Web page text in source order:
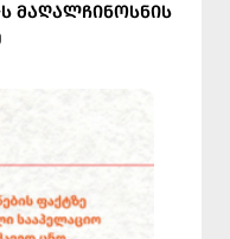
მაღალჩინოსნის